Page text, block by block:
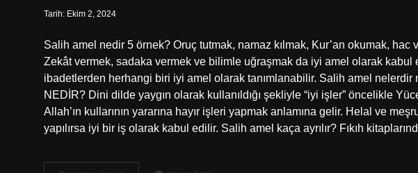
Tarih: Ekim 2, 2024
Salih amel nedir 5 örnek? Oruç tutmak, namaz kılmak, Kur’an okumak, hac
Zekât vermek, sadaka vermek ve bilimle uğraşmak da iyi amel olarak kabul
ibadetlerden herhangi biri iyi amel olarak tanımlanabilir. Salih amel nelerdir
NEDİR? Dini dilde yaygın olarak kullanıldığı şekliyle “iyi işler” öncelikle
Allah’ın kullarının yararına hayır işleri yapmak anlamına gelir. Helal ve
yapılırsa iyi bir iş olarak kabul edilir. Salih amel kaça ayrılır? Fıkıh